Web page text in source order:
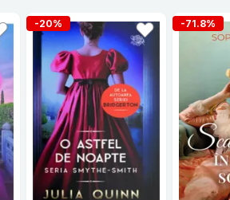
-20% -71.8%